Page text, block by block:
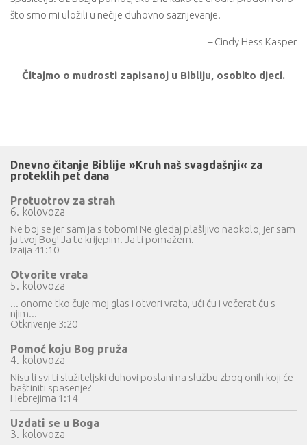
što smo mi uložili u nečije duhovno sazrijevanje.
– Cindy Hess Kasper
Čitajmo o mudrosti zapisanoj u Bibliju, osobito djeci.
Dnevno čitanje Biblije »Kruh naš svagdašnji« za
proteklih pet dana
Protuotrov za strah
6. kolovoza
Ne boj se jer sam ja s tobom! Ne gledaj plašljivo naokolo, jer sam
ja tvoj Bog! Ja te krijepim. Ja ti pomažem.
Izaija 41:10
Otvorite vrata
5. kolovoza
... onome tko čuje moj glas i otvori vrata, ući ću i večerat ću s
njim...
Otkrivenje 3:20
Pomoć koju Bog pruža
4. kolovoza
Nisu li svi ti služiteljski duhovi poslani na službu zbog onih koji će
baštiniti spasenje?
Hebrejima 1:14
Uzdati se u Boga
3. kolovoza